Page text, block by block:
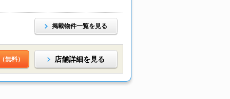
掲載物件一覧を見る
無料） 店舗詳細を見る